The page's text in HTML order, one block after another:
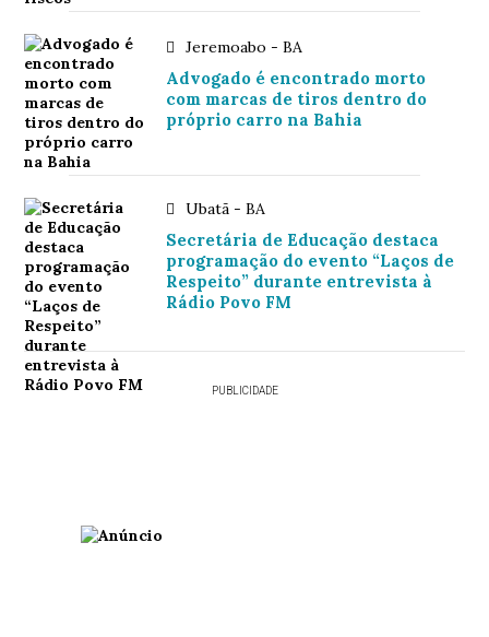
Jeremoabo - BA
Advogado é encontrado morto
com marcas de tiros dentro do
próprio carro na Bahia
Ubatã - BA
Secretária de Educação destaca
programação do evento “Laços de
Respeito” durante entrevista à
Rádio Povo FM
PUBLICIDADE